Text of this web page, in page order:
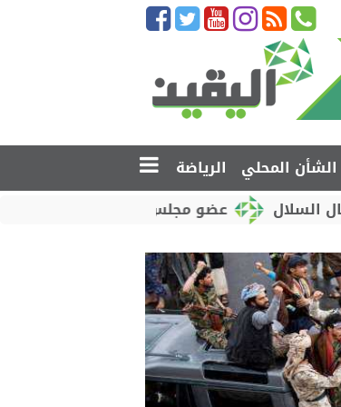
الشأن المحلي
الرياضة
عضو مجلس القيادة محمود الصبيحي يدشّن